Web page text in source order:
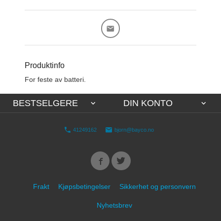
Produktinfo
For feste av batteri.
BESTSELGERE DIN KONTO
41249162 bjorn@bayco.no
Frakt Kjøpsbetingelser Sikkerhet og personvern
Nyhetsbrev